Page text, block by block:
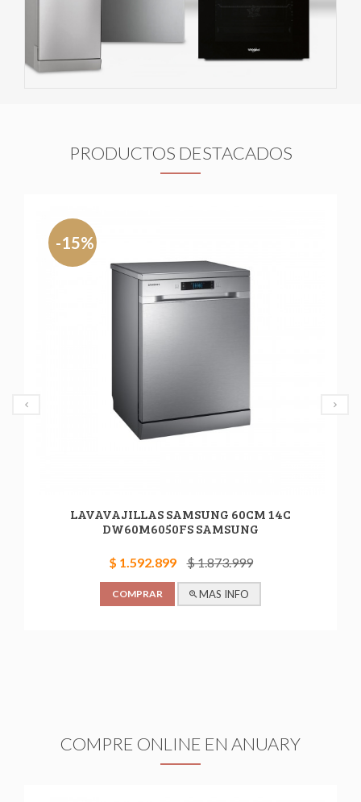
PRODUCTOS DESTACADOS
-15%
LAVAVAJILLAS SAMSUNG 60CM 14C
DW60M6050FS SAMSUNG
$ 1.592.899 $ 1.873.999
COMPRAR MAS INFO
COMPRE ONLINE EN ANUARY